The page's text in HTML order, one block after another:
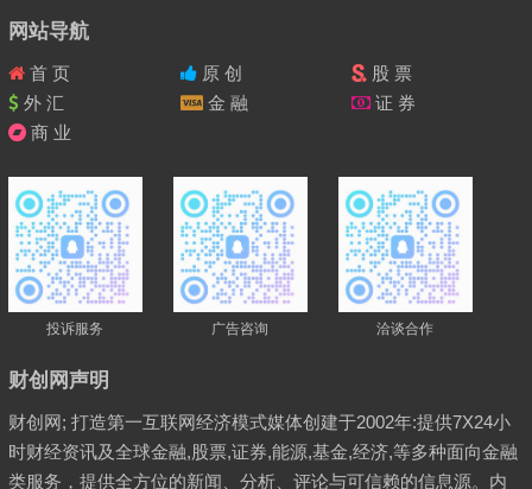
网站导航
首 页 原 创
股 票
外 汇
金 融
证 券
商 业
投诉服务 广告咨询 洽谈合作
财创网声明
财创网; 打造第一互联网经济模式媒体创建于2002年:提供7X24小
时财经资讯及全球金融,股票,证券,能源,基金,经济,等多种面向金融
类服务，提供全方位的新闻、分析、评论与可信赖的信息源。内